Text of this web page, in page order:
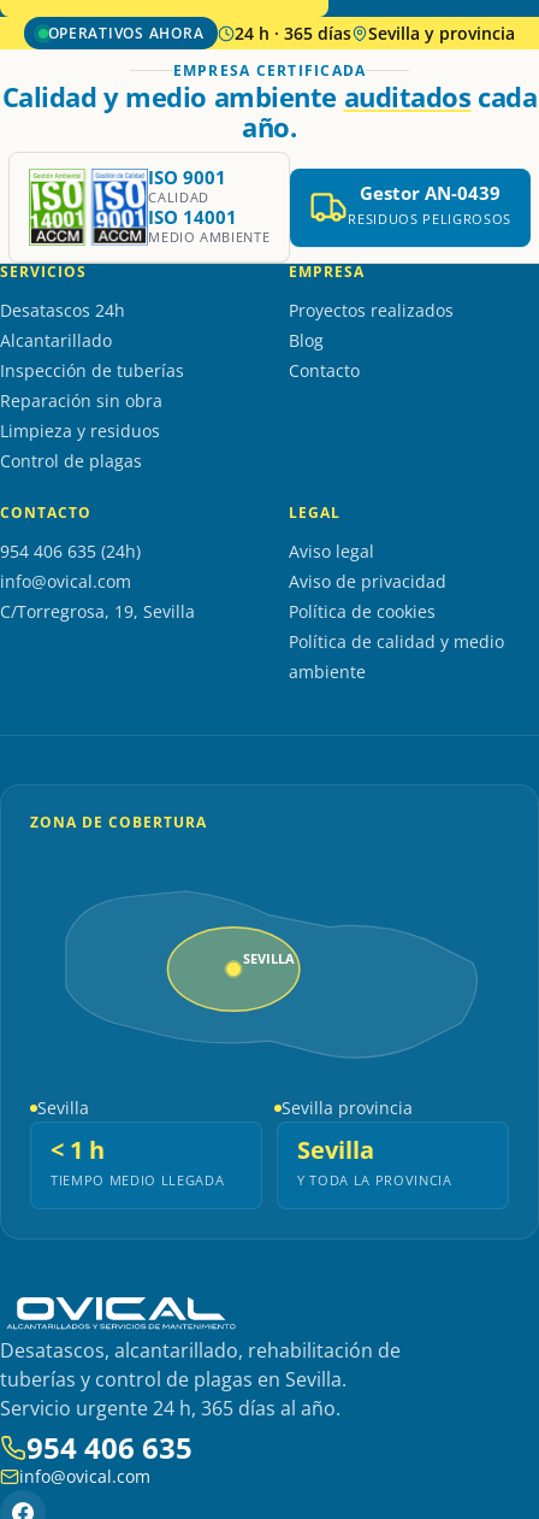
OPERATIVOS AHORA 24 h · 365 días Sevilla y provincia
EMPRESA CERTIFICADA
Calidad y medio ambiente auditados cada
año.
ISO 9001
CALIDAD
ISO 14001
MEDIO AMBIENTE
Gestor AN-0439
RESIDUOS PELIGROSOS
SERVICIOS
Desatascos 24h
Alcantarillado
Inspección de tuberías
Reparación sin obra
Limpieza y residuos
Control de plagas
EMPRESA
Proyectos realizados
Blog
Contacto
CONTACTO
954 406 635 (24h)
info@ovical.com
C/Torregrosa, 19, Sevilla
LEGAL
Aviso legal
Aviso de privacidad
Política de cookies
Política de calidad y medio
ambiente
ZONA DE COBERTURA
SEVILLA
Sevilla Sevilla provincia
< 1 h
TIEMPO MEDIO LLEGADA
Sevilla
Y TODA LA PROVINCIA
Desatascos, alcantarillado, rehabilitación de
tuberías y control de plagas en Sevilla.
Servicio urgente 24 h, 365 días al año.
954 406 635
info@ovical.com